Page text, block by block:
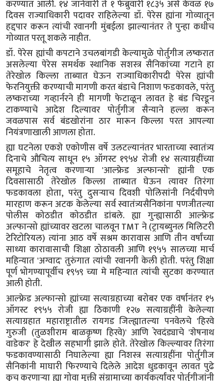
करण्यात आली. १४ जानेवारी ते १ फेब्रुवारी १८३५ असे केवळ १७
दिवस राज्याधिकारी पदावर राहिलेल्या डॉ. पेरेस ह्यांना गोव्यातून
हद्दपार करून त्यांची रवानगी मुंबईला झाल्यानंतर ते पुन्हा कधीच
गोव्यात परतू शकले नाहीत.
डॉ. पेरेस ह्यांची कपटाने उचलबांगडी केल्यामुळे पोर्तुगीज लष्करात
असलेल्या पेरेस समर्थक स्थानिक सशस्त्र सैनिकांच्या गटाने हा
तेरेखोल किल्ला ताब्यात घेऊन राज्याधिकारीपदी पेरेस ह्यांची
फेरनियुक्ती करण्याची मागणी करत बंडाचे निशाण फडकावले, परंतु
लष्कराच्या गव्हार्नरने ही मागणी फेटाळून लावत हे बंड चिरडून
टाकण्याचे आदेश दिल्यावर पोर्तुगीज सैन्याने हल्ला करून
जवळपास सर्व बंडखोरांना ठार मारून किल्ला परत आपल्या
नियंत्रणाखाली आणला होता.
ह्या घटनेला एकशे एकोणीस वर्षे उलटल्यानंतर भारताच्या स्वातंत्र्य
दिनाचे औचित्य साधून १५ ऑगस्ट १९५४ रोजी १४ सत्याग्रहींच्या
समूहाचे नेतृत्व करणाऱ्या 'आल्फ्रेड अल्फान्सो' ह्यांनी एक
दिवसासाठी तेरेखोल किल्ला ताब्यात घेऊन त्यावर तिरंगा
फडकावला होता, परंतु दुसऱ्याच दिवशी पोलिसांनी निर्दयीपणे
मारहाण करून अटक केलेल्या सर्व स्वातंत्र्यसैनिकांना पणजीतल्या
पोलीस कोठडीत कोठडीत डांबले. ह्या गुन्ह्यासाठी आल्फ्रेड
अल्फान्सो ह्यांच्यावर खटला चालवून TMT ने (ट्रायब्युनल मिलिटरी
टेरिटोरियल) त्यांना आठ वर्षे सश्रम कारावास आणि तीन वर्षांच्या
साध्या कारावासाची शिक्षा ठोठावली आणि १९५५ सालच्या मार्च
महिन्यात 'अग्वाद' तुरुंगात त्यांची रवानगी केली होती. परंतु शिक्षा
पूर्ण भोगण्यापूर्वीच १९५९ च्या मे महिन्यात त्यांची सुटका करण्यात
आली होती.
आल्फ्रेड अल्फान्सो ह्यांच्या सत्याग्रहाच्या बरोबर एक वर्षानंतर १५
ऑगस्ट १९५५ रोजी ह्या ठिकाणी १२७ सत्याग्रहींनी केलेल्या
सत्याग्रहात महाराष्ट्रातील रायगड जिल्ह्यातल्या पनवेलचे 'हिरवे
गुरुजी (तुळशीराम बाळकृष्ण हिरवे)' आणि रेवदंड्याचे 'शेषनाथ
वाडेकर' हे देखील सहभागी झाले होते. तेरेखोल किल्ल्यावर तिरंगा
फडकावण्यासाठी निघालेल्या ह्या निशस्त्र सत्याग्रहींना पोर्तुगीज
सैनिकांनी माघारी फिरण्याचे दिलेले आदेश धुडकावून लावत पुढे
कूच करणाऱ्या ह्या गोवा मुक्ती संग्रामाच्या कार्यकर्त्यांवर पोर्तुगीजांनी